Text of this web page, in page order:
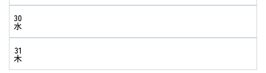
30
水
31
木